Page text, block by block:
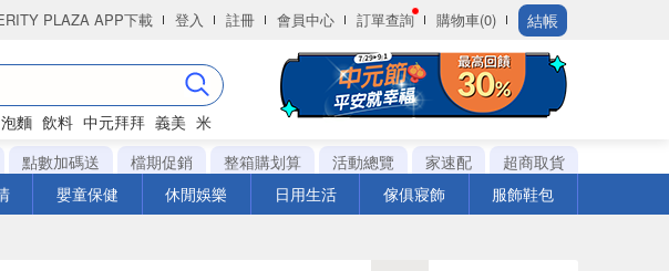
PLAZA APP下載 登入 註冊 會員中心 訂單查詢 購物車(0) 結帳
泡麵 飲料 中元拜拜 義美 米
點數加碼送 檔期促銷 整箱購划算 活動總覽 家速配
超商取貨
嬰童保健 休閒娛樂 日用生活 傢俱寢飾 服飾鞋包